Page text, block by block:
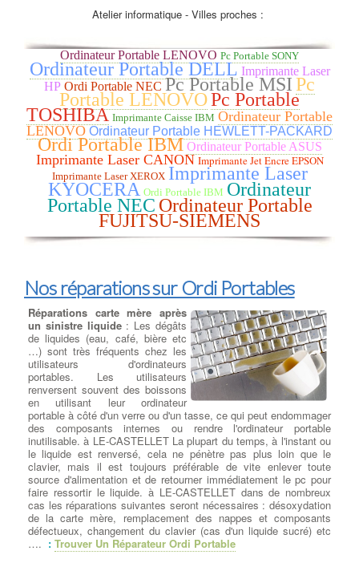
Conficker : Lancé en 2008, Conficker était un ver informatique
dans les systèmes Windows. Il pouvait prendre le contrôle
complet des ordinateurs infectés.
Zeus (Zbot) : C'était un cheval de Troie financier très dangereux
qui visait principalement à voler des informations sensibles,
telles que les identifiants bancaires et les mots de passe.
Stuxnet : Découvert en 2010, Stuxnet était un ver informatique
sophistiqué conçu pour cibler les systèmes de contrôle
industriels, en particulier ceux liés au programme nucléaire
iranien. Il est considéré comme l'une des premières armes
cybernétiques déployées pour attaquer des infrastructures
critiques.
Cryptolocker : C'était un ransomware qui a commencé à circuler
en 2013. Il chiffrait les fichiers des victimes et demandait une
rançon pour les décrypter.
Mirai : Apparu en 2016, Mirai était un logiciel malveillant de type
botnet qui infectait principalement les objets connectés (IoT) pour
devenir l'un des malwares les plus polyvalents et dangereux. Il
pouvait être utilisé pour voler des informations, propager d'autres
malwares et lancer des attaques de phishing.
Il est important de noter que de nouveaux virus et malwares
peuvent apparaître à tout moment, et la nature des menaces
informatiques évolue constamment. Les utilisateurs doivent donc
rester vigilants, garder leur système et leurs logiciels à jour,
utiliser des solutions de sécurité fiables, et faire preuve de
prudence lorsqu'ils naviguent sur Internet et ouvrent des fichiers
provenant de sources inconnues.
Nos prestations sur PC
Dépanner ou remplacer
l’alimentation:Dépanner ou
remplacer l'alimentation: Test
de charge et d'alimentation sur
votre Pc - Vérification des
connectiques d'alimentation de
l'Ordi sur Bloc Alimentation - à
Atelier informatique - Villes proches :
Ordinateur Portable LENOVO Pc Portable SONY
Ordinateur Portable DELL Imprimante Laser
HP Ordi Portable NEC Pc Portable MSIPc
Portable LENOVOPc Portable
TOSHIBA Imprimante Caisse IBM Ordinateur Portable
LENOVO Ordinateur Portable HEWLETT-PACKARD
Ordi Portable IBM Ordinateur Portable ASUS
Imprimante Laser CANON Imprimante Jet Encre EPSON
Imprimante Laser XEROX Imprimante Laser
KYOCERA Ordi Portable IBM Ordinateur
Portable NEC Ordinateur Portable
FUJITSU-SIEMENS
Nos réparations sur Ordi Portables
Réparations carte mère après
un sinistre liquide: Les dégâts
de liquides (eau, café, bière etc
…) sont très fréquents chez les
utilisateurs d'ordinateurs
portables. Les utilisateurs
renversent souvent des boissons
en utilisant leur ordinateur
portable à côté d'un verre ou d'un tasse, ce qui peut endommager
des composants internes ou rendre l'ordinateur portable
inutilisable. à LE-CASTELLET La plupart du temps, à l'instant ou
le liquide est renversé, cela ne pénètre pas plus loin que le
clavier, mais il est toujours préférable de vite enlever toute
source d'alimentation et de retourner immédiatement le pc pour
faire ressortir le liquide. à LE-CASTELLET dans de nombreux
cas les réparations suivantes seront nécessaires : désoxydation
de la carte mère, remplacement des nappes et composants
défectueux, changement du clavier (cas d'un liquide sucré) etc
…. : Trouver Un Réparateur Ordi Portable